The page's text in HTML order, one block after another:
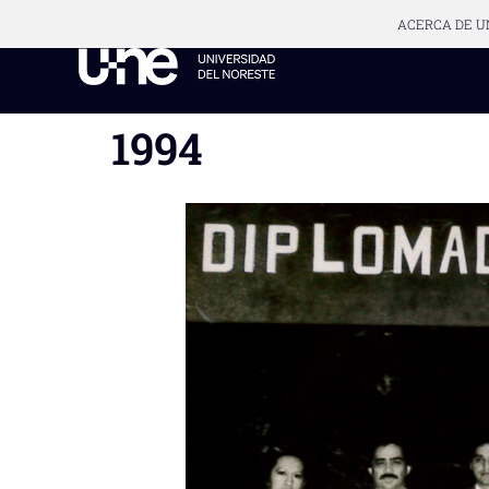
ACERCA DE
1994